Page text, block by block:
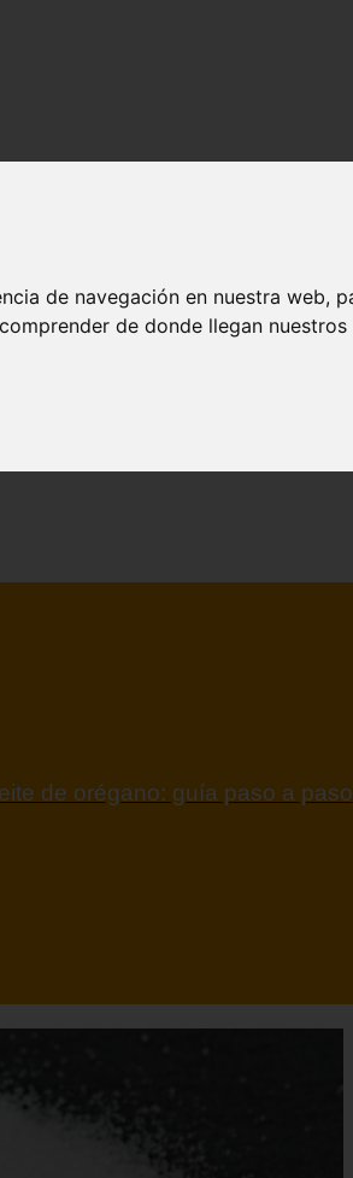
de navegación en nuestra web,
de donde llegan
del espino amarillo: conocelas